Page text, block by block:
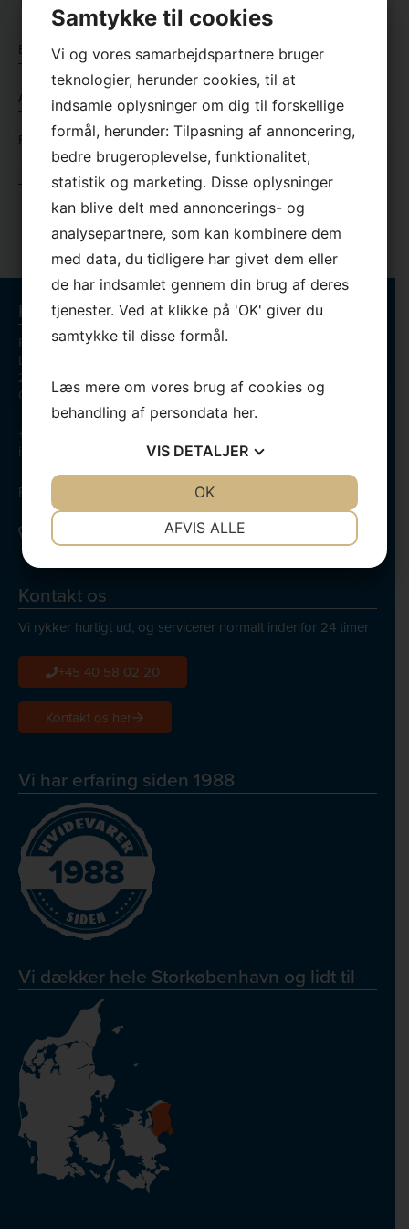
*
E-
mail
*
Adresse
*
*
Besked
*
Kontaktinformation
Bega Serviceteknik/Bent Gredal
Lundagervej 18
2740 Skovlunde
CVR-nr.:56722858
+45 40 58 02 20
info@bega.dk
Persondatapolitik
Kontakt os
Vi rykker hurtigt ud, og servicerer normalt indenfor 24 timer
+45 40 58 02 20
Kontakt os her
Vi har erfaring siden 1988
Vi dækker hele Storkøbenhavn og lidt til
×
Samtykke til cookies
Vi og vores samarbejdspartnere bruger
teknologier, herunder cookies, til at
indsamle oplysninger om dig til forskellige
formål, herunder: Tilpasning af annoncering,
bedre brugeroplevelse, funktionalitet,
statistik og marketing. Disse oplysninger
kan blive delt med annoncerings- og
analysepartnere, som kan kombinere dem
med data, du tidligere har givet dem eller
de har indsamlet gennem din brug af deres
tjenester. Ved at klikke på 'OK' giver du
samtykke til disse formål.
Læs mere om vores brug af cookies og
behandling af persondata her.
VIS DETALJER
AFVIS ALLE
OK